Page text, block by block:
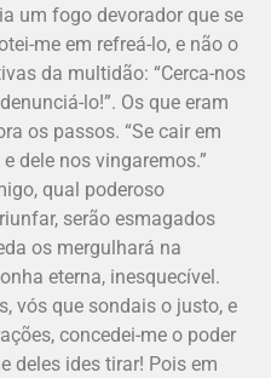
um fogo devorador que se
me em refreá-lo, e não o
da multidão: “Cerca-nos
lo!”. Os que eram
os passos. “Se cair em
dele nos vingaremos.”
qual poderoso
serão esmagados
os mergulhará na
eterna, inesquecível.
vós que sondais o justo, e
concedei-me o poder
deles ides tirar! Pois em